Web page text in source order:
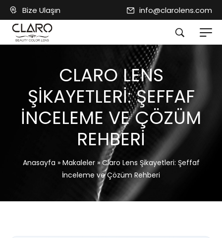
Bize Ulaşın info@clarolens.com
CLARO LENS
ŞIKAYETLERI: ŞEFFAF
İNCELEME VE ÇÖZÜM
REHBERI
Anasayfa » Makaleler»Claro Lens Şikayetleri: Şeffaf
İnceleme ve Çözüm Rehberi